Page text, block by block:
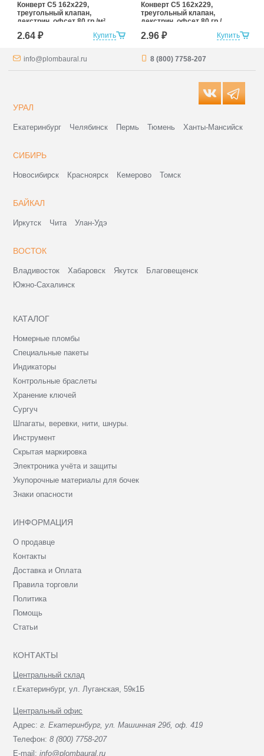
Купить
Конверт С5 162x229,
треугольный клапан,
декстрин, офсет 80 гр./м²
2.64 ₽ Купить
Конверт С5 162x229,
треугольный клапан,
декстрин, офсет 80 гр./
м², с подсказом
2.96 ₽
info@plombaural.ru 8 (800) 7758-207
УРАЛ
Екатеринбург Челябинск Пермь Тюмень Ханты-Мансийск
СИБИРЬ
Новосибирск Красноярск Кемерово Томск
БАЙКАЛ
Иркутск Чита Улан-Удэ
ВОСТОК
Владивосток Хабаровск Якутск
Благовещенск
Южно-Сахалинск
КАТАЛОГ
Номерные пломбы
Специальные пакеты
Индикаторы
Контрольные браслеты
Хранение ключей
Сургуч
Шпагаты, веревки, нити, шнуры.
Инструмент
Скрытая маркировка
Электроника учёта и защиты
Укупорочные материалы для бочек
Знаки опасности
ИНФОРМАЦИЯ
О продавце
Контакты
Доставка и Оплата
Правила торговли
Политика
Помощь
Статьи
КОНТАКТЫ
Центральный склад
г.Екатеринбург, ул. Луганская, 59к1Б
Центральный офис
Адрес:г. Екатеринбург, ул. Машинная 29б, оф. 419
Телефон:8 (800) 7758-207
E-mail:info@plombaural.ru